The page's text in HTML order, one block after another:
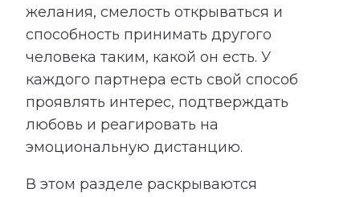
желания, смелость открываться и
способность принимать другого
человека таким, какой он есть. У
каждого партнера есть свой способ
проявлять интерес, подтверждать
любовь и реагировать на
эмоциональную дистанцию.
В этом разделе раскрываются